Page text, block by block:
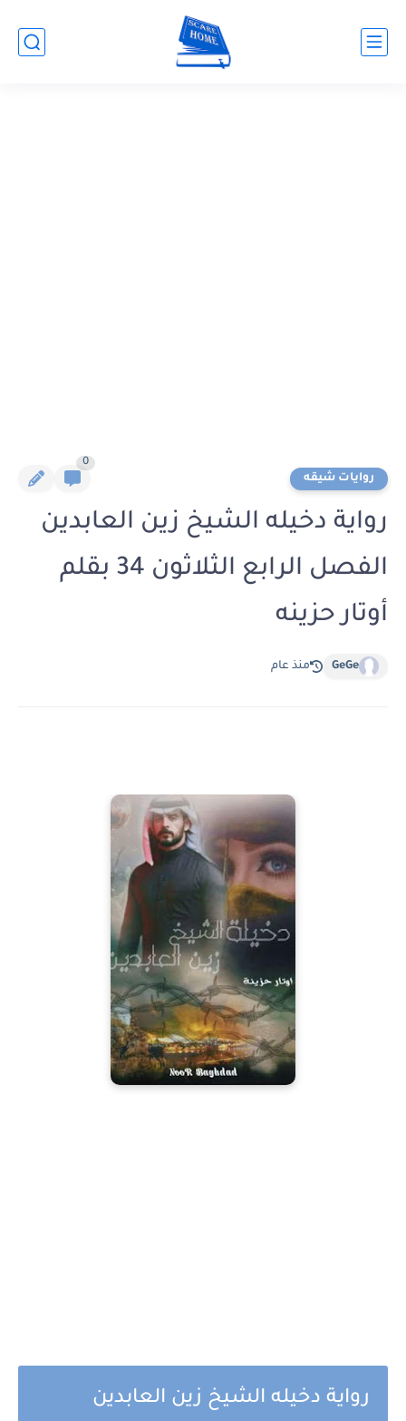
روايات شيقه
0
رواية دخيله الشيخ زين العابدين
الفصل الرابع الثلاثون 34 بقلم
أوتار حزينه
GeGe منذ عام
رواية دخيله الشيخ زين العابدين